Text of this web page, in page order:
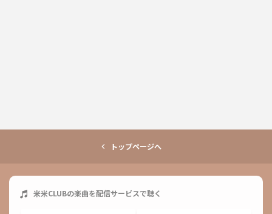
トップページへ
米米CLUBの楽曲を配信サービスで聴く